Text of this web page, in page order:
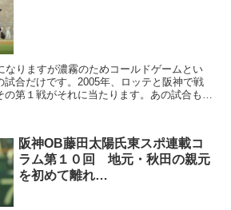
なりますが濃霧のためコールドゲームとい
試合だけです。2005年、ロッテと阪神で戦
の第１戦がそれに当たります。あの試合も今
阪神OB藤田太陽氏東スポ連載コ
ラム第１０回 地元・秋田の親元
を初めて離れ…